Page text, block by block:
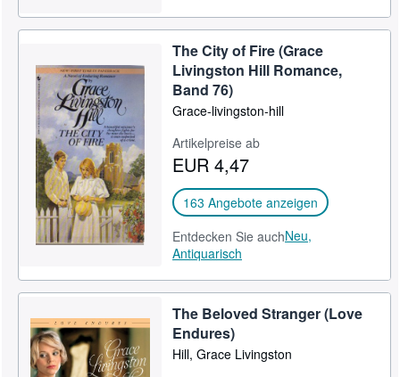
The City of Fire (Grace
Livingston Hill Romance,
Band 76)
Grace-livingston-hill
Artikelpreise ab
EUR 4,47
163 Angebote anzeigen
Entdecken Sie auchNeu,
Antiquarisch
The Beloved Stranger (Love
Endures)
Hill, Grace Livingston